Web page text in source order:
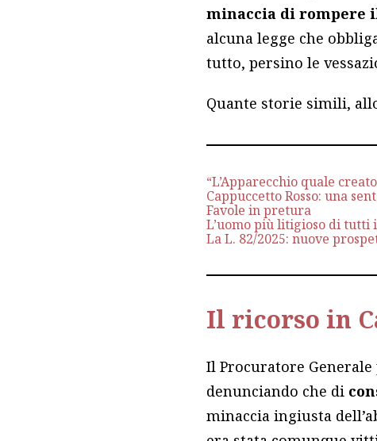
minaccia di rompere
alcuna legge che
tutto, persino le
Quante storie simili,
“L’Apparecchio quale
Cappuccetto Rosso: una
Favole in pretura
L’uomo più litigioso di tutti
La L. 82/2025: nuove
Il ricorso in
Il Procuratore
denunciando che di
minaccia ingiusta